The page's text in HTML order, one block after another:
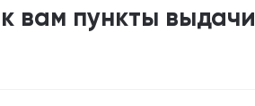
вам пункты выдачи